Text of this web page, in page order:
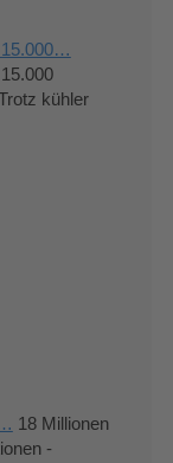
15.000…
kühler
18 Millionen
-